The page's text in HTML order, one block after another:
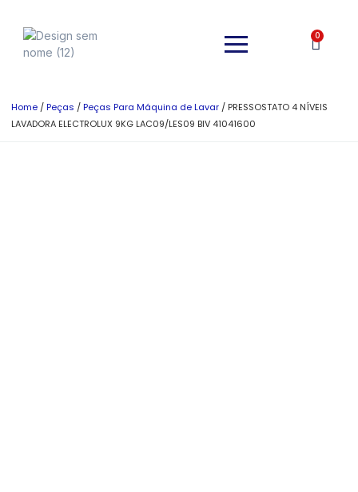
0
Home /Peças /Peças Para Máquina de Lavar / PRESSOSTATO 4 NÍVEIS
LAVADORA ELECTROLUX 9KG LAC09/LES09 BIV 41041600